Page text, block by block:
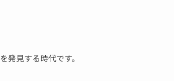
発見する時代です。